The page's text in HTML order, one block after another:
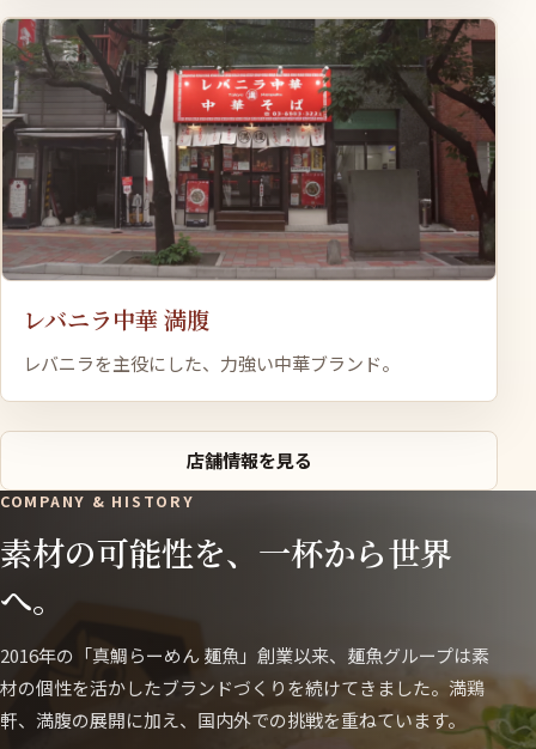
レバニラ中華 満腹
レバニラを主役にした、力強い中華ブランド。
店舗情報を見る
COMPANY & HISTORY
素材の可能性を、一杯から世界
へ。
2016年の「真鯛らーめん 麺魚」創業以来、麺魚グループは素
材の個性を活かしたブランドづくりを続けてきました。満鶏
軒、満腹の展開に加え、国内外での挑戦を重ねています。